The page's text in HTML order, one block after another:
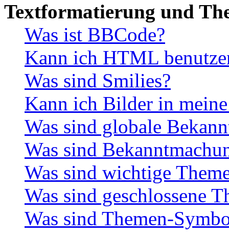
Textformatierung und
Was ist BBCode?
Kann ich HTML
Was sind Smilies?
Kann ich Bilder in
Was sind globale
Was sind
Was sind wichtige
Was sind geschlossene
Was sind Themen-